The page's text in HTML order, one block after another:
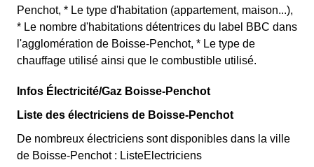
Penchot, * Le type d'habitation (appartement, maison...),
* Le nombre d'habitations détentrices du label BBC dans
l'agglomération de Boisse-Penchot, * Le type de
chauffage utilisé ainsi que le combustible utilisé.
Infos Électricité/Gaz Boisse-Penchot
Liste des électriciens de Boisse-Penchot
De nombreux électriciens sont disponibles dans la ville
de Boisse-Penchot : ListeElectriciens